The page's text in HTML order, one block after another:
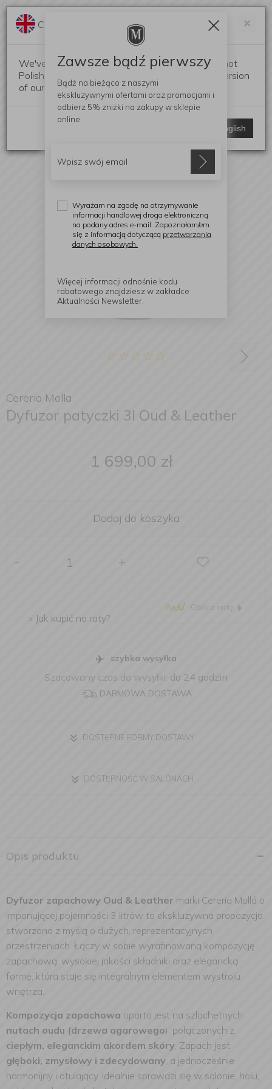
Cereria Molla
Dyfuzor patyczki 3l Oud & Leather
1 699,00 zł
Dodaj do koszyka
- +
» Jak kupić na raty?
szybka wysyłka
Szacowany czas do wysyłki: do 24 godzin
DARMOWA DOSTAWA
DOSTĘPNE FORMY DOSTAWY
DOSTĘPNOŚĆ W SALONACH
Opis produktu
Dyfuzor zapachowy Oud & Leather marki Cereria Mollá o
imponującej pojemności 3 litrów to ekskluzywna propozycja
stworzona z myślą o dużych, reprezentacyjnych
przestrzeniach. Łączy w sobie wyrafinowaną kompozycję
zapachową, wysokiej jakości składniki oraz elegancką
formę, która staje się integralnym elementem wystroju
wnętrza.
Kompozycja zapachowa oparta jest na szlachetnych
nutach oudu (drzewa agarowego), połączonych z
ciepłym, eleganckim akordem skóry. Zapach jest
głęboki, zmysłowy i zdecydowany, a jednocześnie
harmonijny i otulający. Idealnie sprawdzi się w salonie, holu,
×
Change language?
We've detected that your browser language is not
Polish. Would you like to switch to the English version
of our website?
Switch to English
Zawsze bądź pierwszy
Bądź na bieżąco z naszymi
ekskluzywnymi ofertami oraz promocjami i
odbierz 5% zniżki na zakupy w sklepie
online.
Wyrażam na zgodę na otrzymywanie
informacji handlowej droga elektroniczną
na podany adres e-mail. Zapoznałam/em
się z informacją dotyczącą przetwarzania
danych osobowych.
Więcej informacji odnośnie kodu
rabatowego znajdziesz w zakładce
Aktualności Newsletter.